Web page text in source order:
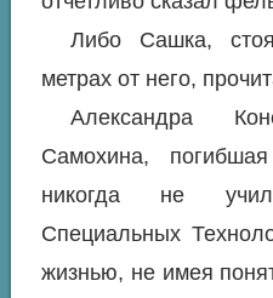
Либо Сашка,
метрах от него,
Александра
Самохина,
никогда не
Специальных
жизнью, не имея